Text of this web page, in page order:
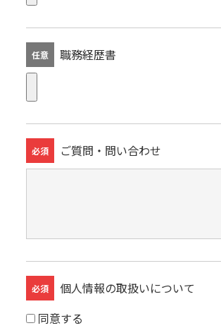
職務経歴書
任意
ご質問・問い合わせ
必須
個人情報の取扱いについて
必須
同意する